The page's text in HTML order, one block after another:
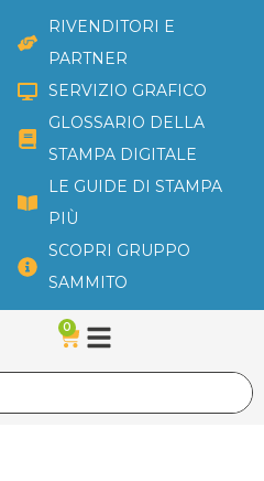
RIVENDITORI E
PARTNER
SERVIZIO GRAFICO
GLOSSARIO DELLA
STAMPA DIGITALE
LE GUIDE DI STAMPA
PIÙ
SCOPRI GRUPPO
SAMMITO
0
Carrello